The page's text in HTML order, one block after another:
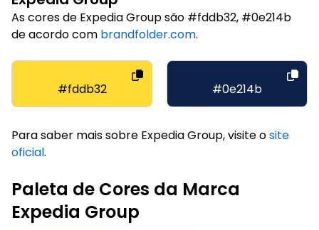
As cores de Expedia Group são #fddb32, #0e214b
de acordo com brandfolder.com.
#fddb32 #0e214b
Para saber mais sobre Expedia Group, visite osite
oficial.
Paleta de Cores da Marca
Expedia Group